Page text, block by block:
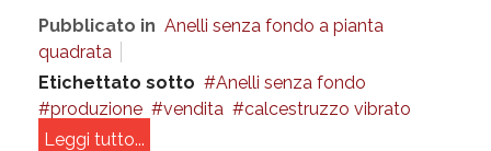
Pubblicato in Anelli senza fondo a pianta
quadrata
Etichettato sotto
Anelli senza fondo
produzione
vendita
calcestruzzo vibrato
Leggi tutto...